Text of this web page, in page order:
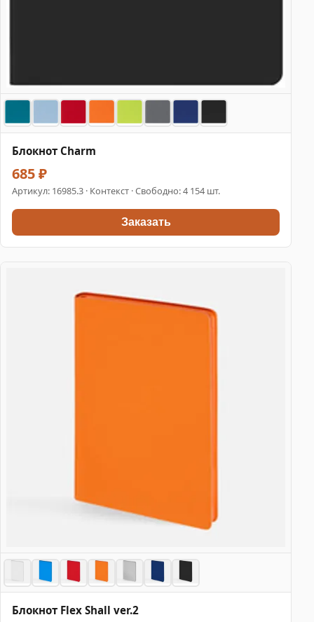
Блокнот Charm
685 ₽
Артикул: 16985.3 · Контекст · Свободно: 4 154 шт.
Заказать
Блокнот Flex Shall ver.2